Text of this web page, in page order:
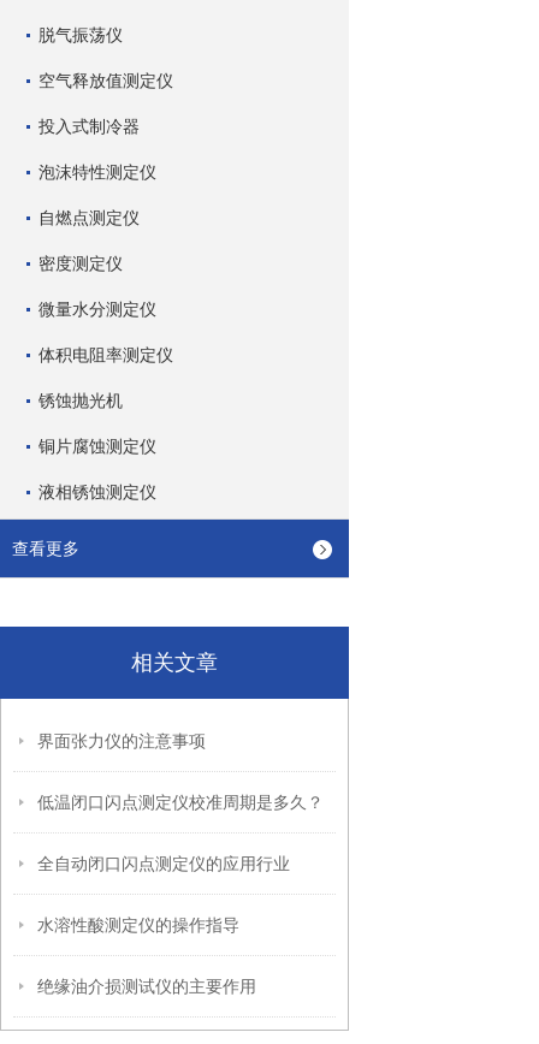
脱气振荡仪
空气释放值测定仪
投入式制冷器
泡沫特性测定仪
自燃点测定仪
密度测定仪
微量水分测定仪
体积电阻率测定仪
锈蚀抛光机
铜片腐蚀测定仪
液相锈蚀测定仪
查看更多
相关文章
界面张力仪的注意事项
低温闭口闪点测定仪校准周期是多久？
全自动闭口闪点测定仪的应用行业
水溶性酸测定仪的操作指导
绝缘油介损测试仪的主要作用